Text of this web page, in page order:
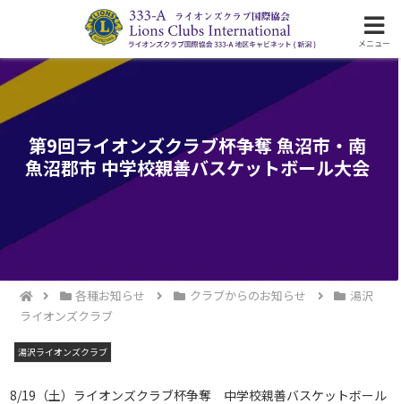
ライオンズクラブ国際協会333-A地区の活動
第9回ライオンズクラブ杯争奪 魚沼市・南
魚沼郡市 中学校親善バスケットボール大会
各種お知らせ クラブからのお知らせ
湯沢
ライオンズクラブ
湯沢ライオンズクラブ
8/19（土）ライオンズクラブ杯争奪 中学校親善バスケットボール
メニュー